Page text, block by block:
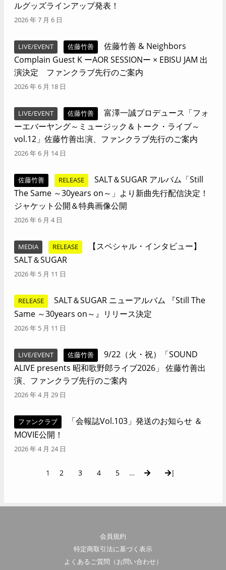
ルグッズラインアップ発表！
2026 年 7 月 6 日
LIVE/EVENT 佐藤竹善
佐藤竹善 & Neighbors
Complain Guest K ーAOR SESSIONー × EBISU JAM 出
演決定 ファンクラブ先行のご案内
2026 年 6 月 18 日
LIVE/EVENT 佐藤竹善
富澤一誠プロデュース「フォ
ーエバーヤング～ミュージック＆トーク・ライブ～
vol.12」佐藤竹善出演、ファンクラブ先行のご案内
2026 年 6 月 14 日
佐藤竹善 RELEASE
SALT＆SUGAR アルバム「Still
The Same ～30years on～」より新曲先行配信決定！
ジャケット公開＆特典画像公開
2026 年 6 月 4 日
MEDIA RELEASE
【スペシャル・インタビュー】
SALT＆SUGAR
2026 年 5 月 11 日
RELEASE
SALT＆SUGAR ニューアルバム 『Still The
Same ～30years on～』リリース決定
2026 年 5 月 11 日
LIVE/EVENT 佐藤竹善
9/22（火・祝）「SOUND
ALIVE presents 昭和歌野郎ライブ2026」 佐藤竹善出
演、ファンクラブ先行のご案内
2026 年 4 月 29 日
ファンクラブ
「会報誌Vol.103」発送のお知らせ ＆
MOVIE公開！
2026 年 4 月 24 日
1 2 3 4 5 … |
会員規約
特定商取引法に基づく表示
よくあるご質問（お問い合わせ）